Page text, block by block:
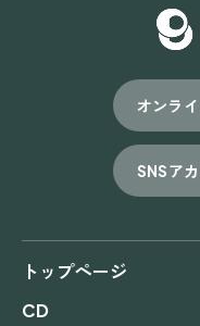
オンラ
SNSア
トップページ
CD